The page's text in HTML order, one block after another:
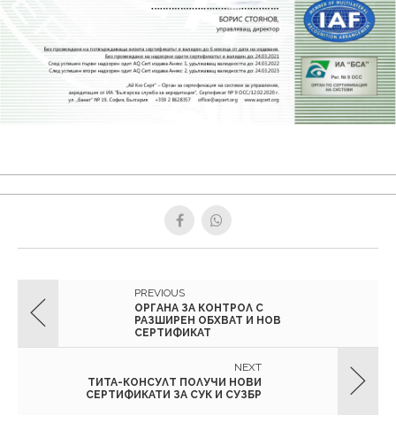
PREVIOUS
ОРГАНА ЗА КОНТРОЛ С
РАЗШИРЕН ОБХВАТ И НОВ
СЕРТИФИКАТ
NEXT
ТИТА-КОНСУЛТ ПОЛУЧИ НОВИ
СЕРТИФИКАТИ ЗА СУК И СУЗБР